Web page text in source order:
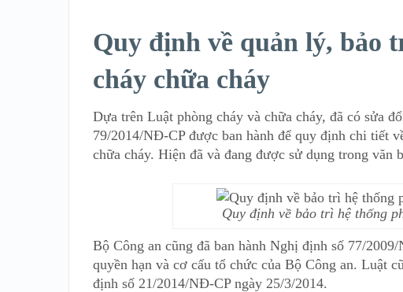
Quy định về quản lý, bảo
cháy chữa cháy
Dựa trên Luật phòng cháy và chữa cháy, đã có sửa
79/2014/NĐ-CP được ban hành để quy định chi tiết
chữa cháy. Hiện đã và đang được sử dụng trong
Quy định về bảo trì hệ thống
Bộ Công an cũng đã ban hành Nghị định số 77/
quyền hạn và cơ cấu tổ chức của Bộ Công an. Luật
định số 21/2014/NĐ-CP ngày 25/3/2014.